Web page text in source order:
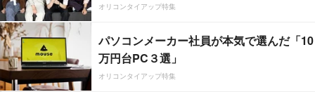
オリコンタイアップ特集
パソコンメーカー社員が本気で選んだ「10
万円台PC３選」
オリコンタイアップ特集